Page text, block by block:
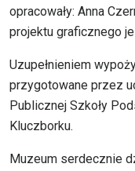
opracowały: Anna
projektu graficznego
Uzupełnieniem
przygotowane przez
Publicznej Szkoły
Kluczborku.
Muzeum serdecznie